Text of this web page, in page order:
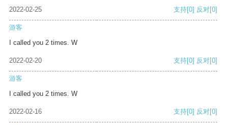
2022-02-25 支持[0] 反对[0]
游客
I called you 2 times. W
2022-02-20 支持[0] 反对[0]
游客
I called you 2 times. W
2022-02-16 支持[0] 反对[0]